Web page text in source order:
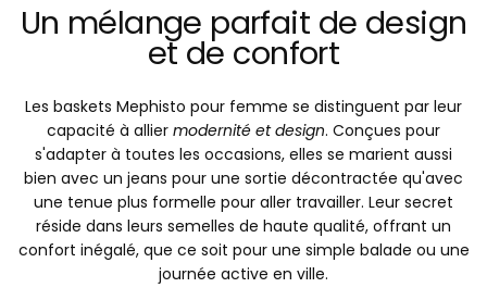
Un mélange parfait de design
et de confort
Les baskets Mephisto pour femme se distinguent par leur
capacité à allier modernité et design. Conçues pour
s'adapter à toutes les occasions, elles se marient aussi
bien avec un jeans pour une sortie décontractée qu'avec
une tenue plus formelle pour aller travailler. Leur secret
réside dans leurs semelles de haute qualité, offrant un
confort inégalé, que ce soit pour une simple balade ou une
journée active en ville.